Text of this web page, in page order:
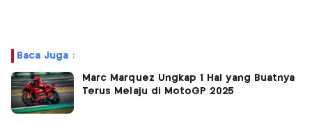
Baca Juga :
Marc Marquez Ungkap 1 Hal yang Buatnya
Terus Melaju di MotoGP 2025